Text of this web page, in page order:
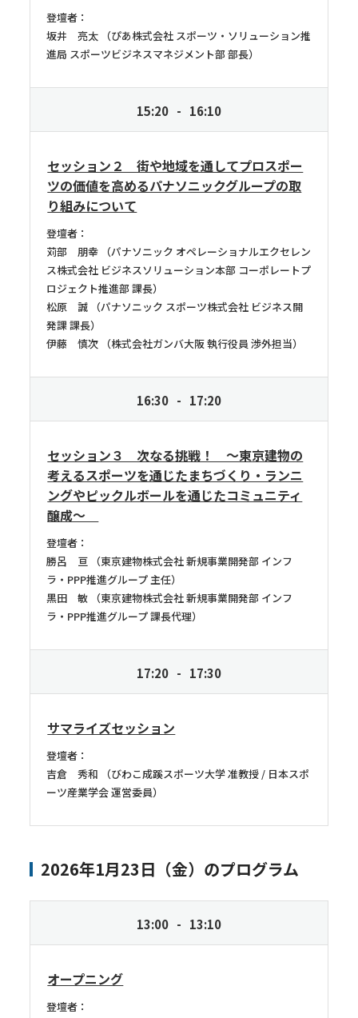
登壇者：
坂井 亮太
ぴあ株式会社 スポーツ・ソリューション推
進局 スポーツビジネスマネジメント部 部長
15:20 16:10
セッション２ 街や地域を通してプロスポー
ツの価値を高めるパナソニックグループの取
り組みについて
登壇者：
苅部 朋幸
パナソニック オペレーショナルエクセレン
ス株式会社 ビジネスソリューション本部 コーポレートプ
ロジェクト推進部 課長
松原 誠
パナソニック スポーツ株式会社 ビジネス開
発課 課長
伊藤 慎次
株式会社ガンバ大阪 執行役員 渉外担当
16:30 17:20
セッション３ 次なる挑戦！ ～東京建物の
考えるスポーツを通じたまちづくり・ランニ
ングやピックルボールを通じたコミュニティ
醸成～
登壇者：
勝呂 亘
東京建物株式会社 新規事業開発部 インフ
ラ・PPP推進グループ 主任
黒田 敏
東京建物株式会社 新規事業開発部 インフ
ラ・PPP推進グループ 課長代理
17:20 17:30
サマライズセッション
登壇者：
吉倉 秀和
びわこ成蹊スポーツ大学 准教授 / 日本スポ
ーツ産業学会 運営委員
2026年1月23日（金）のプログラム
13:00 13:10
オープニング
登壇者：